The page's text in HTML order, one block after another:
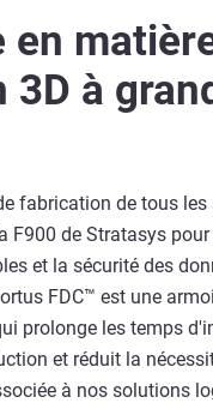
en
à
fabrication de tous les
F900 de Stratasys
et la sécurité des
FDC™ est une
prolonge les temps
et réduit la
à nos solutions